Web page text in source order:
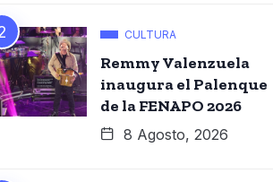
CULTURA
Remmy Valenzuela
inaugura el Palenque
de la FENAPO 2026
8 Agosto, 2026